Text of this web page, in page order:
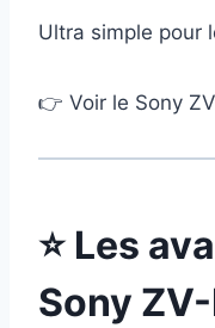
Ultra simple pour
👉 Voir le Sony
⭐ Les
Sony